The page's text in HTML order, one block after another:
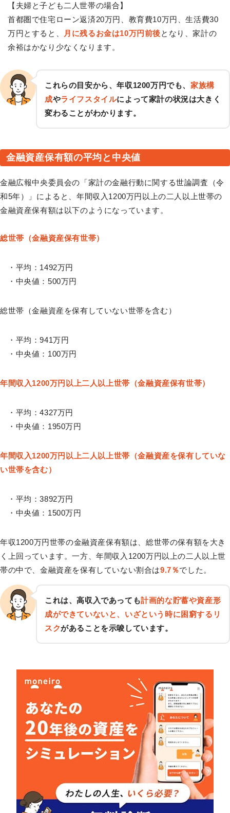
【夫婦と子ども二人世帯の場合】
首都圏で住宅ローン返済20万円、教育費10万円、生活費30
万円とすると、
月に残るお金は10万円前後となり、家計の
余裕はかなり少なくなります。
これらの目安から、年収1200万円でも、 家族構
成やライフスタイルによって家計の状況は大きく
変わることがわかります。
金融資産保有額の平均と中央値
金融広報中央委員会の「家計の金融行動に関する世論調査（令
和5年）」によると、年間収入1200万円以上の二人以上世帯の
金融資産保有額は以下のようになっています。
総世帯（金融資産保有世帯）
・平均：1492万円
・中央値：500万円
総世帯（金融資産を保有していない世帯を含む）
・平均：941万円
・中央値：100万円
年間収入1200万円以上二人以上世帯（金融資産保有世帯）
・平均：4327万円
・中央値：1950万円
年間収入1200万円以上二人以上世帯（金融資産を保有していな
い世帯を含む）
・平均：3892万円
・中央値：1500万円
年収1200万円世帯の金融資産保有額は、総世帯の保有額を大き
く上回っています。一方、年間収入1200万円以上の二人以上世
帯の中で、金融資産を保有していない割合は9.7％でした。
これは、高収入であっても計画的な貯蓄や資産形
成ができていないと、いざという時に困窮するリ
スクがあることを示唆しています。